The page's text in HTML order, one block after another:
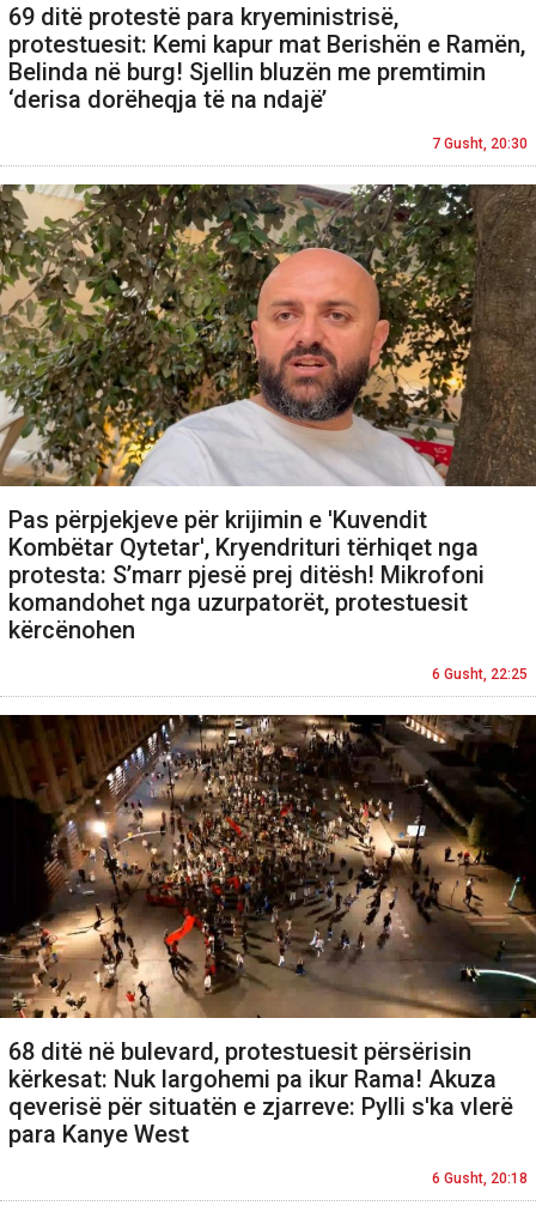
69 ditë protestë para kryeministrisë,
protestuesit: Kemi kapur mat Berishën e Ramën,
Belinda në burg! Sjellin bluzën me premtimin
‘derisa dorëheqja të na ndajë’
7 Gusht, 20:30
Pas përpjekjeve për krijimin e 'Kuvendit
Kombëtar Qytetar', Kryendrituri tërhiqet nga
protesta: S’marr pjesë prej ditësh! Mikrofoni
komandohet nga uzurpatorët, protestuesit
kërcënohen
6 Gusht, 22:25
68 ditë në bulevard, protestuesit përsërisin
kërkesat: Nuk largohemi pa ikur Rama! Akuza
qeverisë për situatën e zjarreve: Pylli s'ka vlerë
para Kanye West
6 Gusht, 20:18